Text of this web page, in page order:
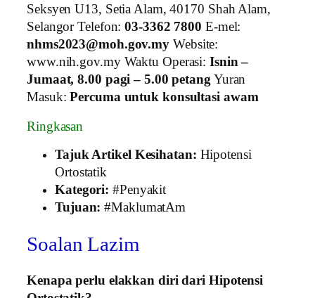
Seksyen U13, Setia Alam, 40170 Shah Alam,
Selangor Telefon:03‑3362 7800 E‑mel:
nhms2023@moh.gov.my Website:
www.nih.gov.myWaktu Operasi:Isnin –
Jumaat, 8.00 pagi – 5.00 petangYuran
Masuk:Percuma untuk konsultasi awam
Ringkasan
Tajuk Artikel Kesihatan: Hipotensi
Ortostatik
Kategori: #Penyakit
Tujuan: #MaklumatAm
Soalan Lazim
Kenapa perlu elakkan diri dari Hipotensi